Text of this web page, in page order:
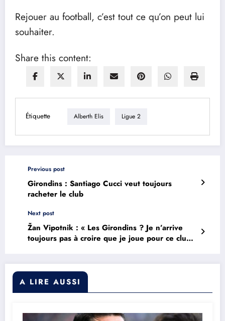
Rejouer au football, c’est tout ce qu’on peut lui
souhaiter.
Share this content:
Étiquette Alberth Elis Ligue 2
Previous post
Girondins : Santiago Cucci veut toujours
racheter le club
Next post
Žan Vipotnik : « Les Girondins ? Je n’arrive
toujours pas à croire que je joue pour ce club
A LIRE AUSSI